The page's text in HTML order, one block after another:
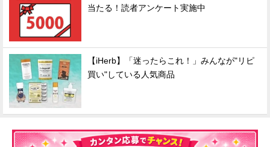
当たる！読者アンケート実施中
【iHerb】「迷ったらこれ！」みんなが"リピ
買い"している人気商品